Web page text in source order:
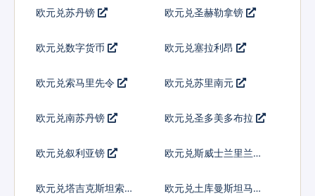
欧元兑苏丹镑 欧元兑圣赫勒拿镑
欧元兑数字货币 欧元兑塞拉利昂
欧元兑索马里先令 欧元兑苏里南元
欧元兑南苏丹镑 欧元兑圣多美多布拉
欧元兑叙利亚镑
欧元兑斯威士兰里兰吉
欧元兑塔吉克斯坦索莫
欧元兑土库曼斯坦马纳